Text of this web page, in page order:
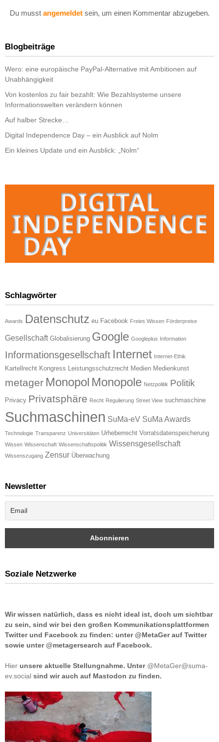
Du musst angemeldetsein, um einen Kommentar abzugeben.
Blogbeiträge
Wero: eine europäische PayPal-Alternative mit Ambitionen auf
Unabhängigkeit
Von kostenlos zu fair bezahlt: Wie Bezahlsysteme unsere
Informationswelten verändern können
Auf halber Strecke…
Digital Independence Day – ein Ausblick auf Nolm
Ein kleines Update und ein Ausblick: „Nolm“
Schlagwörter
Awards Datenschutz eu Facebook Freies Wissen Förderpreise
Gesellschaft Globalisierung Google Googleplus Information
Informationsgesellschaft Internet Internet-Ethik
Kartellrecht Kongress Leistungsschutzrecht Medien Medienkunst
metager Monopol Monopole Netzpolitik Politik
Privacy Privatsphäre Recht Regulierung Street View suchmaschine
Suchmaschinen SuMa-eV SuMa Awards
Technologie Transparenz Universitäten Urheberrecht Vorratsdatenspeicherung
Wissen Wissenschaft Wissenschaftspolitik Wissensgesellschaft
Wissenszugang Zensur Überwachung
Newsletter
Soziale Netzwerke
Wir wissen natürlich, dass es nicht ideal ist, doch um sichtbar
zu sein, sind wir bei den großen Kommunikationsplattformen
Twitter und Facebook zu finden: unter @MetaGer auf Twitter
sowie unter @metagersearch auf Facebook.
Hier unsere aktuelle Stellungnahme. Unter @MetaGer@suma-
ev.social sind wir auch auf Mastodon zu finden.